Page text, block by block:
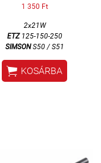
1 350 Ft
2x21W
ETZ125-150-250
SIMSONS50 / S51
 KOSÁRBA